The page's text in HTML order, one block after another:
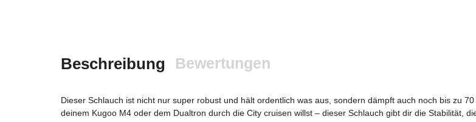
Beschreibung Bewertungen
Dieser Schlauch ist nicht nur super robust und hält ordentlich was aus, sondern dämpft auch noch bis zu
deinem Kugoo M4 oder dem Dualtron durch die City cruisen willst – dieser Schlauch gibt dir die Stabilität,